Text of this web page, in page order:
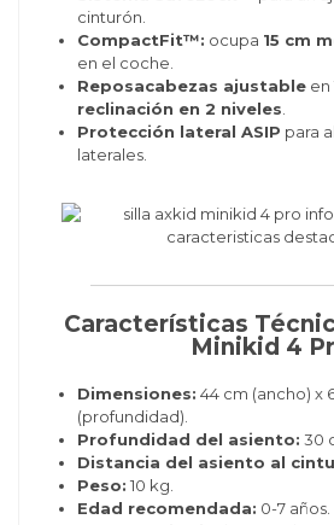
cinturón.
CompactFit™: ocupa 15 cm
en el coche.
Reposacabezas ajustableen
reclinación en 2 niveles
Protección lateral ASIP para
laterales.
Características
Minikid 4
Dimensiones: 44 cm (ancho) x
(profundidad).
Profundidad del asiento: 30
Distancia del asiento al
Peso: 10 kg.
Edad recomendada: 0-7 años.